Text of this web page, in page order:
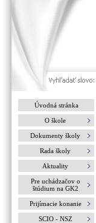
Úvodná stránka
O škole
Dokumenty školy
Rada školy
Aktuality
Pre uchádzačov o
štúdium na GK2
Prijímacie konanie
SCIO - NSZ